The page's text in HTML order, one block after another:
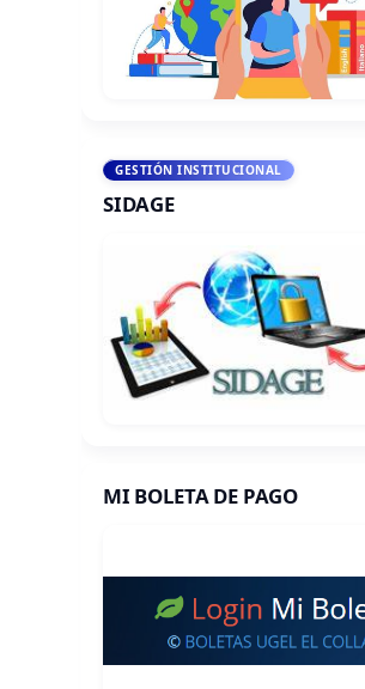
GESTIÓN INSTITUCIONAL
SIDAGE
MI BOLETA DE PAGO